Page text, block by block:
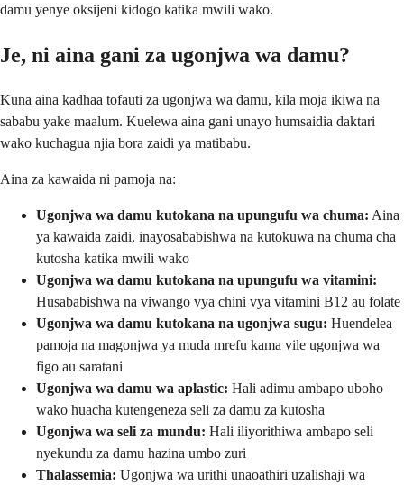
damu yenye oksijeni kidogo katika mwili wako.
Je, ni aina gani za ugonjwa wa damu?
Kuna aina kadhaa tofauti za ugonjwa wa damu, kila moja ikiwa na
sababu yake maalum. Kuelewa aina gani unayo humsaidia daktari
wako kuchagua njia bora zaidi ya matibabu.
Aina za kawaida ni pamoja na:
Ugonjwa wa damu kutokana na upungufu wa chuma: Aina
ya kawaida zaidi, inayosababishwa na kutokuwa na chuma cha
kutosha katika mwili wako
Ugonjwa wa damu kutokana na upungufu wa vitamini:
Husababishwa na viwango vya chini vya vitamini B12 au folate
Ugonjwa wa damu kutokana na ugonjwa sugu: Huendelea
pamoja na magonjwa ya muda mrefu kama vile ugonjwa wa
figo au saratani
Ugonjwa wa damu wa aplastic: Hali adimu ambapo uboho
wako huacha kutengeneza seli za damu za kutosha
Ugonjwa wa seli za mundu: Hali iliyorithiwa ambapo seli
nyekundu za damu hazina umbo zuri
Thalassemia: Ugonjwa wa urithi unaoathiri uzalishaji wa